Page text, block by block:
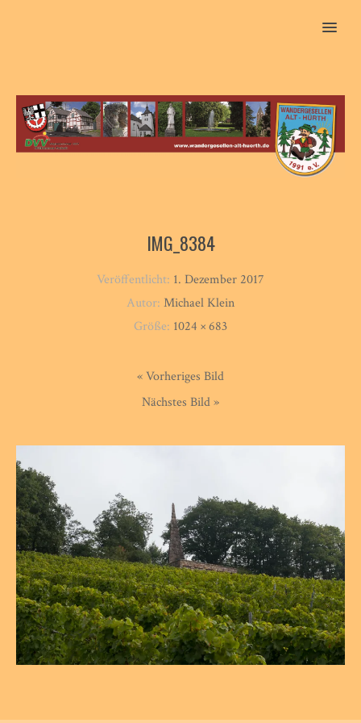
MENU
IMG_8384
Veröffentlicht: 1. Dezember 2017
Autor: Michael Klein
Größe: 1024 × 683
« Vorheriges Bild
Nächstes Bild »